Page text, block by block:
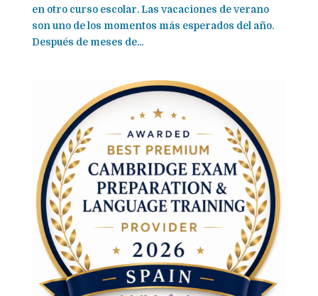
en otro curso escolar. Las vacaciones de verano
son uno de los momentos más esperados del año.
Después de meses de...